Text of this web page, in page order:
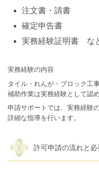
注文書・請書
確定申告書
実務経験証明書 な
実務経験の内容
タイル・れんが・ブロック工
補助作業は実務経験として認
申請サポートでは、実務経験
詳細な指導を行います。
許可申請の流れと